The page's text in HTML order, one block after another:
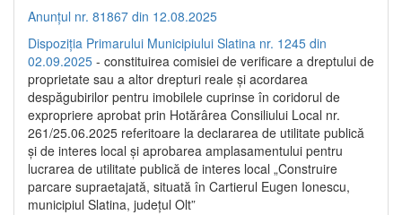
Anunțul nr. 81867 din 12.08.2025
Dispoziția Primarului Municipiului Slatina nr. 1245 din
02.09.2025 - constituirea comisiei de verificare a dreptului de
proprietate sau a altor drepturi reale și acordarea
despăgubirilor pentru imobilele cuprinse în coridorul de
expropriere aprobat prin Hotărârea Consiliului Local nr.
261/25.06.2025 referitoare la declararea de utilitate publică
și de interes local și aprobarea amplasamentului pentru
lucrarea de utilitate publică de interes local „Construire
parcare supraetajată, situată în Cartierul Eugen Ionescu,
municipiul Slatina, județul Olt”